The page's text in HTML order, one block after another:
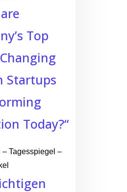
Top
Startups
Today?“
– Tagesspiegel –